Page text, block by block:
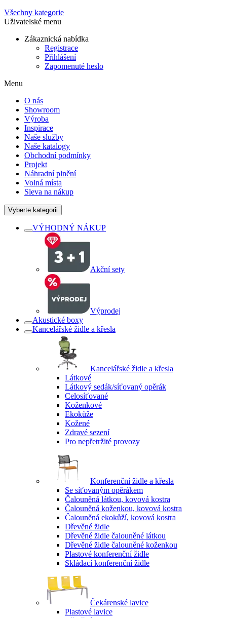
Všechny kategorie
Uživatelské menu
Zákaznická nabídka
Registrace
Přihlášení
Zapomenuté heslo
Menu
O nás
Showroom
Výroba
Inspirace
Naše služby
Naše katalogy
Obchodní podmínky
Projekt
Náhradní plnění
Volná místa
Sleva na nákup
Vyberte kategorii
VÝHODNÝ NÁKUP
Akční sety
Výprodej
Akustické boxy
Kancelářské židle a křesla
Kancelářské židle a křesla
Látkové
Látkový sedák/síťovaný opěrák
Celosíťované
Koženkové
Ekokůže
Kožené
Zdravé sezení
Pro nepřetržité provozy
Konferenční židle a křesla
Se síťovaným opěrákem
Čalouněná látkou, kovová kostra
Čalouněná koženkou, kovová kostra
Čalouněná ekokůží, kovová kostra
Dřevěné židle
Dřevěné židle čalouněné látkou
Dřevěné židle čalouněné koženkou
Plastové konferenční židle
Skládací konferenční židle
Čekárenské lavice
Plastové lavice